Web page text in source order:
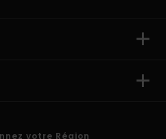
votre Région